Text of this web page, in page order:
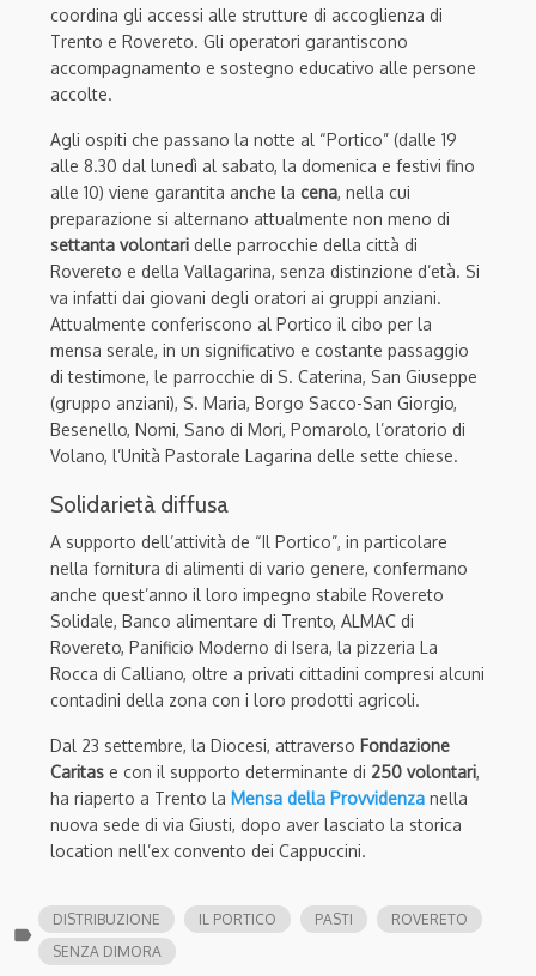
coordina gli accessi alle strutture di accoglienza di
Trento e Rovereto. Gli operatori garantiscono
accompagnamento e sostegno educativo alle persone
accolte.
Agli ospiti che passano la notte al “Portico” (dalle 19
alle 8.30 dal lunedì al sabato, la domenica e festivi fino
alle 10) viene garantita anche la cena, nella cui
preparazione si alternano attualmente non meno di
settanta volontari delle parrocchie della città di
Rovereto e della Vallagarina, senza distinzione d’età. Si
va infatti dai giovani degli oratori ai gruppi anziani.
Attualmente conferiscono al Portico il cibo per la
mensa serale, in un significativo e costante passaggio
di testimone, le parrocchie di S. Caterina, San Giuseppe
(gruppo anziani), S. Maria, Borgo Sacco-San Giorgio,
Besenello, Nomi, Sano di Mori, Pomarolo, l’oratorio di
Volano, l’Unità Pastorale Lagarina delle sette chiese.
Solidarietà diffusa
A supporto dell’attività de “Il Portico”, in particolare
nella fornitura di alimenti di vario genere, confermano
anche quest’anno il loro impegno stabile Rovereto
Solidale, Banco alimentare di Trento, ALMAC di
Rovereto, Panificio Moderno di Isera, la pizzeria La
Rocca di Calliano, oltre a privati cittadini compresi alcuni
contadini della zona con i loro prodotti agricoli.
Dal 23 settembre, la Diocesi, attraverso Fondazione
Caritas e con il supporto determinante di 250 volontari,
ha riaperto a Trento la Mensa della Provvidenza nella
nuova sede di via Giusti, dopo aver lasciato la storica
location nell’ex convento dei Cappuccini.
label
DISTRIBUZIONE IL PORTICO PASTI
ROVERETO
SENZA DIMORA